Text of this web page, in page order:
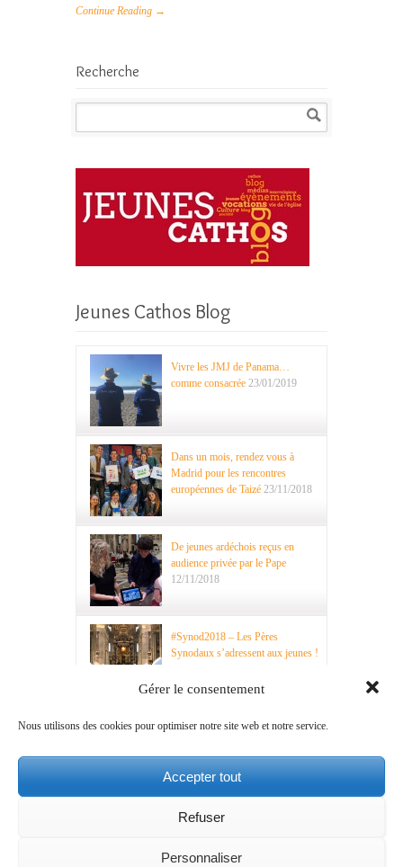
Gérer le consentement
Nous utilisons des cookies pour optimiser notre site web et notre service.
Accepter tout
Refuser
Personnaliser
Continue Reading →
Recherche
Jeunes Cathos Blog
Vivre les JMJ de Panama…
comme consacrée 23/01/2019
Dans un mois, rendez vous à
Madrid pour les rencontres
européennes de Taizé 23/11/2018
De jeunes ardéchois reçus en
audience privée par le Pape
12/11/2018
#Synod2018 – Les Pères
Synodaux s’adressent aux jeunes !
Saint Paul… VI ! 15/10/2018